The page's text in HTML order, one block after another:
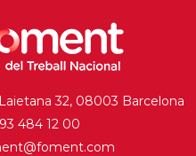
32, 08003 Barcelona
484 12 00